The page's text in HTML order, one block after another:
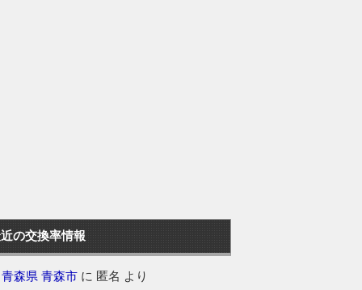
の交換率情報
青森県 青森市 に 匿名 より